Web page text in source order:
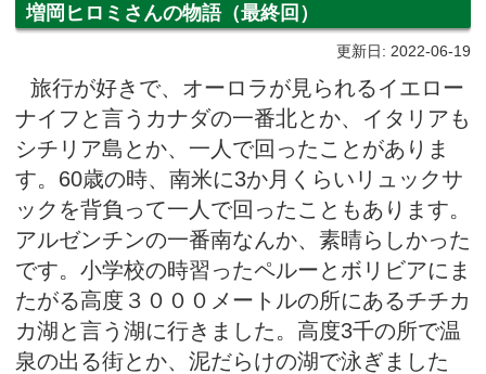
増岡ヒロミさんの物語（最終回）
更新日: 2022-06-19
旅行が好きで、オーロラが見られるイエロー
ナイフと言うカナダの一番北とか、イタリアも
シチリア島とか、一人で回ったことがありま
す。60歳の時、南米に3か月くらいリュックサ
ックを背負って一人で回ったこともあります。
アルゼンチンの一番南なんか、素晴らしかった
です。小学校の時習ったペルーとボリビアにま
たがる高度３０００メートルの所にあるチチカ
カ湖と言う湖に行きました。高度3千の所で温
泉の出る街とか、泥だらけの湖で泳ぎました